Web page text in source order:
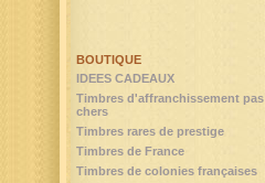
BOUTIQUE
IDEES CADEAUX
Timbres d'affranchissement pas
chers
Timbres rares de prestige
Timbres de France
Timbres de colonies françaises